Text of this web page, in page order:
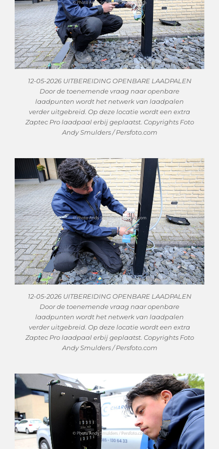
12-05-2026 UITBEREIDING OPENBARE LAADPALEN
Door de toenemende vraag naar openbare
laadpunten wordt het netwerk van laadpalen
verder uitgebreid. Op deze locatie wordt een extra
Zaptec Pro laadpaal erbij geplaatst. Copyrights Foto
Andy Smulders / Persfoto.com
12-05-2026 UITBEREIDING OPENBARE LAADPALEN
Door de toenemende vraag naar openbare
laadpunten wordt het netwerk van laadpalen
verder uitgebreid. Op deze locatie wordt een extra
Zaptec Pro laadpaal erbij geplaatst. Copyrights Foto
Andy Smulders / Persfoto.com